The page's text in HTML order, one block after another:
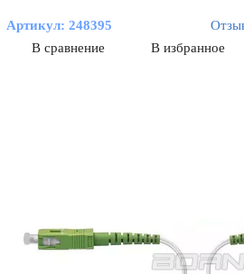
Артикул:248395
В сравнение
В избранное